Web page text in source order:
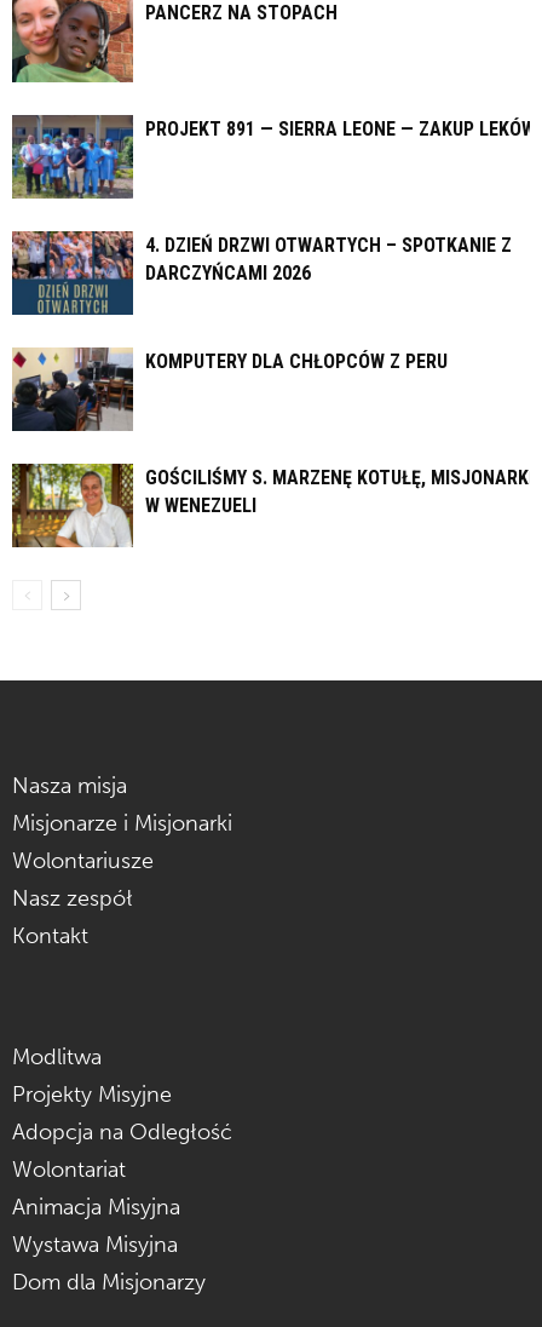
PANCERZ NA STOPACH
PROJEKT 891 — SIERRA LEONE — ZAKUP LEKÓW
4. DZIEŃ DRZWI OTWARTYCH – SPOTKANIE Z
DARCZYŃCAMI 2026
KOMPUTERY DLA CHŁOPCÓW Z PERU
GOŚCILIŚMY S. MARZENĘ KOTUŁĘ, MISJONARKĘ
W WENEZUELI
Nasza misja
Misjonarze i Misjonarki
Wolontariusze
Nasz zespół
Kontakt
Modlitwa
Projekty Misyjne
Adopcja na Odległość
Wolontariat
Animacja Misyjna
Wystawa Misyjna
Dom dla Misjonarzy